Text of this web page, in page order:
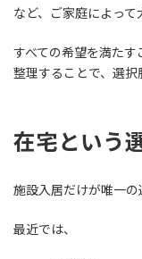
など、ご家庭によって
すべての希望を満た
整理することで、選択
在宅という
施設入居だけが唯一の
最近では、